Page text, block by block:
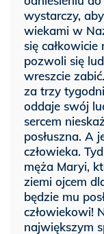
wystarczy,
wiekami w
się całkowicie
pozwoli się
wreszcie
za trzy
oddaje swój
sercem
posłuszna. A
człowieka.
męża Maryi,
ziemi ojcem
będzie mu
człowiekowi!
największym